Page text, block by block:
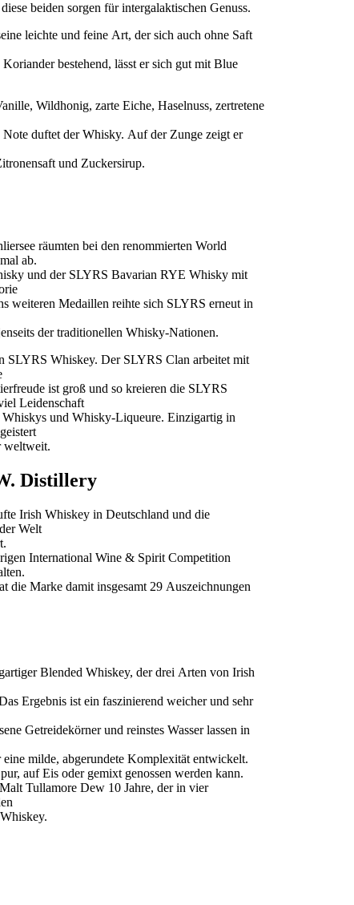
beiden sorgen für intergalaktischen Genuss.
leichte und feine Art, der sich auch ohne Saft
bestehend, lässt er sich gut mit Blue
Wildhonig, zarte Eiche, Haselnuss, zertretene
duftet der Whisky. Auf der Zunge zeigt er
und Zuckersirup.
räumten bei den renommierten World
ab.
und der SLYRS Bavarian RYE Whisky mit
weiteren Medaillen reihte sich SLYRS erneut in
der traditionellen Whisky-Nationen.
SLYRS Whiskey. Der SLYRS Clan arbeitet mit
ist groß und so kreieren die SLYRS
Leidenschaft
und Whisky-Liqueure. Einzigartig in
weltweit.
Distillery
Irish Whiskey in Deutschland und die
Welt
International Wine & Spirit Competition
die Marke damit insgesamt 29 Auszeichnungen
Blended Whiskey, der drei Arten von Irish
Ergebnis ist ein faszinierend weicher und sehr
Getreidekörner und reinstes Wasser lassen in
milde, abgerundete Komplexität entwickelt.
auf Eis oder gemixt genossen werden kann.
Tullamore Dew 10 Jahre, der in vier